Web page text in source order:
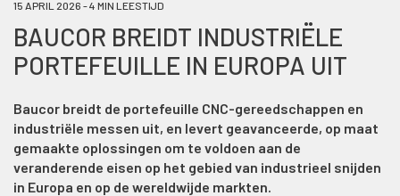
15 APRIL 2026 - 4 MIN LEESTIJD
BAUCOR BREIDT INDUSTRIËLE
PORTEFEUILLE IN EUROPA UIT
Baucor breidt de portefeuille CNC-gereedschappen en
industriële messen uit, en levert geavanceerde, op maat
gemaakte oplossingen om te voldoen aan de
veranderende eisen op het gebied van industrieel snijden
in Europa en op de wereldwijde markten.